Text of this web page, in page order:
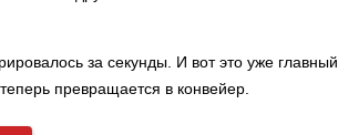
за секунды. И вот это уже главный
превращается в конвейер.